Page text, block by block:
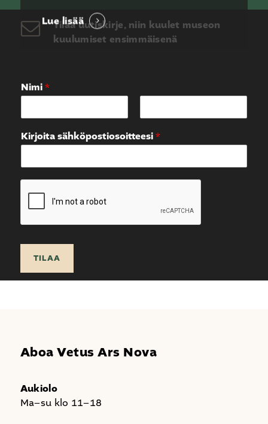
Lue lisää
Tilaa uutiskirje, niin kuulet museon
kuulumiset ensimmäisenä
Nimi*
i
r
s
Kirjoita sähköpostiosoitteesi*
TILAA
Aboa Vetus Ars Nova
Aukiolo
Ma–su klo 11–18